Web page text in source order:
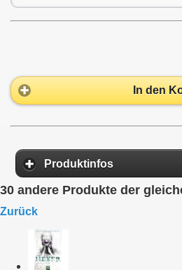
In den
Produktinfos
30 andere Produkte der
Zurück